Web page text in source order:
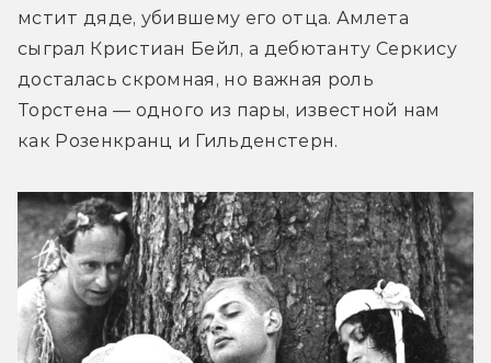
мстит дяде, убившему его отца. Амлета
сыграл Кристиан Бейл, а дебютанту Серкису
досталась скромная, но важная роль
Торстена — одного из пары, известной нам
как Розенкранц и Гильденстерн.